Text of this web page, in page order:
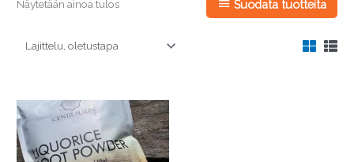
Näytetään ainoa tulos Suodata tuotteita